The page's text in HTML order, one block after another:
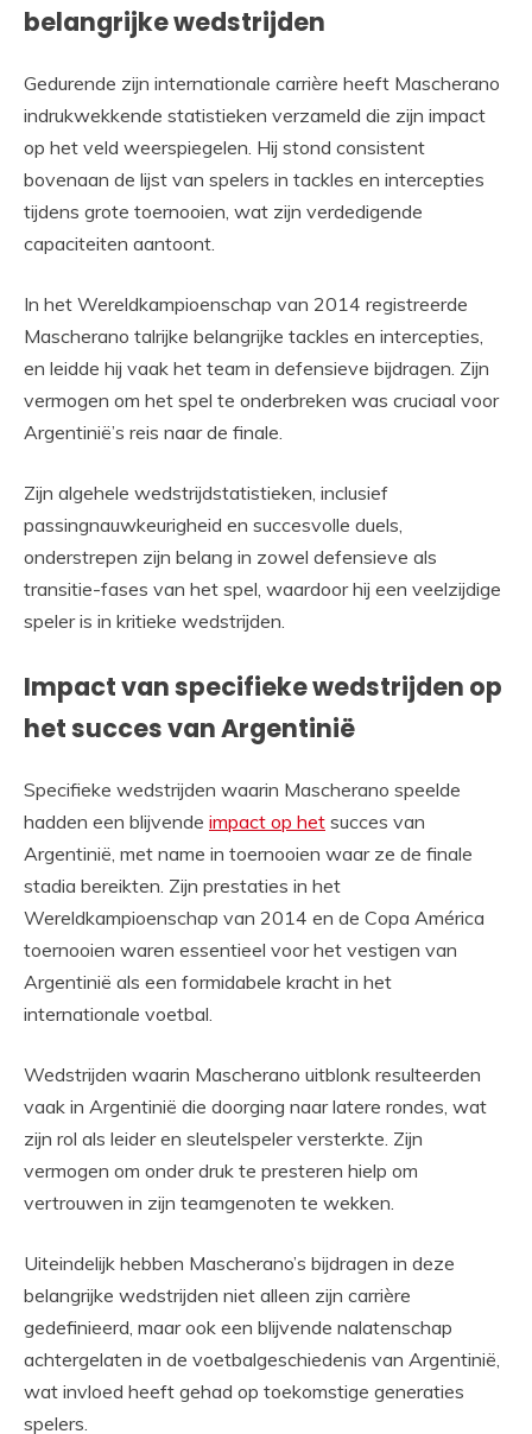
belangrijke wedstrijden
Gedurende zijn internationale carrière heeft Mascherano
indrukwekkende statistieken verzameld die zijn impact
op het veld weerspiegelen. Hij stond consistent
bovenaan de lijst van spelers in tackles en intercepties
tijdens grote toernooien, wat zijn verdedigende
capaciteiten aantoont.
In het Wereldkampioenschap van 2014 registreerde
Mascherano talrijke belangrijke tackles en intercepties,
en leidde hij vaak het team in defensieve bijdragen. Zijn
vermogen om het spel te onderbreken was cruciaal voor
Argentinië’s reis naar de finale.
Zijn algehele wedstrijdstatistieken, inclusief
passingnauwkeurigheid en succesvolle duels,
onderstrepen zijn belang in zowel defensieve als
transitie-fases van het spel, waardoor hij een veelzijdige
speler is in kritieke wedstrijden.
Impact van specifieke wedstrijden op
het succes van Argentinië
Specifieke wedstrijden waarin Mascherano speelde
hadden een blijvende impact op het succes van
Argentinië, met name in toernooien waar ze de finale
stadia bereikten. Zijn prestaties in het
Wereldkampioenschap van 2014 en de Copa América
toernooien waren essentieel voor het vestigen van
Argentinië als een formidabele kracht in het
internationale voetbal.
Wedstrijden waarin Mascherano uitblonk resulteerden
vaak in Argentinië die doorging naar latere rondes, wat
zijn rol als leider en sleutelspeler versterkte. Zijn
vermogen om onder druk te presteren hielp om
vertrouwen in zijn teamgenoten te wekken.
Uiteindelijk hebben Mascherano’s bijdragen in deze
belangrijke wedstrijden niet alleen zijn carrière
gedefinieerd, maar ook een blijvende nalatenschap
achtergelaten in de voetbalgeschiedenis van Argentinië,
wat invloed heeft gehad op toekomstige generaties
spelers.